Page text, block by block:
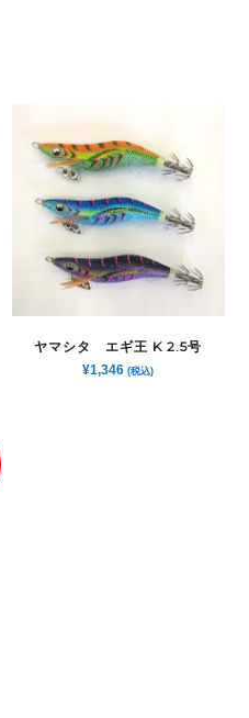
ヤマシタ エギ王 K 2.5号
¥1,346 (税込)